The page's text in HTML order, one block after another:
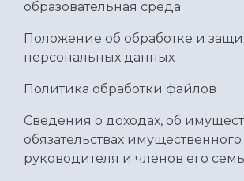
образовательная среда
Положение об обработке и
персональных данных
Политика обработки файлов
Сведения о доходах, об
обязательствах имущественного
руководителя и членов его